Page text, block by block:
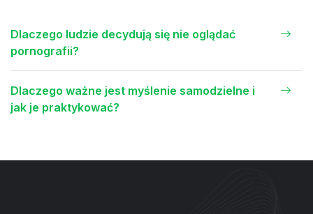
Dlaczego ludzie decydują się nie oglądać
pornografii?
Dlaczego ważne jest myślenie samodzielne i
jak je praktykować?